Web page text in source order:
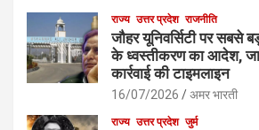
राज्य उत्तर प्रदेश राजनीति
जौहर यूनिवर्सिटी पर सबसे
के ध्वस्तीकरण का आदेश,
कार्रवाई की टाइमलाइन
16/07/2026 अमर भारती
राज्य उत्तर प्रदेश जुर्म